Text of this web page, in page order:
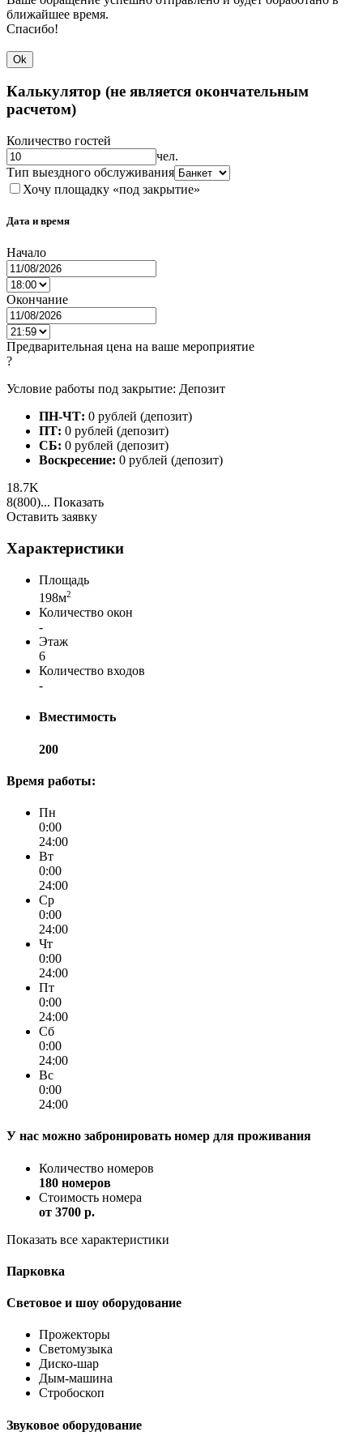
ближайшее время.
Спасибо!
Ok
Калькулятор (не является окончательным
расчетом)
Количество гостей
чел.
Тип выездного обслуживания
Хочу площадку «под закрытие»
Дата и время
Начало
Окончание
Предварительная цена на ваше мероприятие
?
Условие работы под закрытие: Депозит
ПН-ЧТ: 0 рублей (депозит)
ПТ: 0 рублей (депозит)
СБ: 0 рублей (депозит)
Воскресение: 0 рублей (депозит)
18.7K
8(800)... Показать
Оставить заявку
Характеристики
Площадь
198м2
Количество окон
-
Этаж
6
Количество входов
-
Вместимость
200
Время работы:
Пн
0:00
24:00
Вт
0:00
24:00
Ср
0:00
24:00
Чт
0:00
24:00
Пт
0:00
24:00
Сб
0:00
24:00
Вс
0:00
24:00
У нас можно забронировать номер для проживания
Количество номеров
180 номеров
Стоимость номера
от 3700 p.
Показать все характеристики
Парковка
Световое и шоу оборудование
Прожекторы
Светомузыка
Диско-шар
Дым-машина
Стробоскоп
Звуковое оборудование